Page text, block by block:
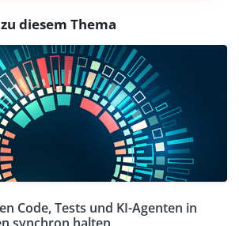
diesem Thema
Code, Tests und KI-Agenten in